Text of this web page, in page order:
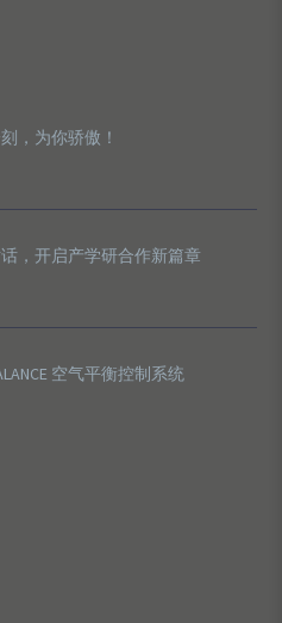
，为你骄傲！
，开启产学研合作新篇章
空气平衡控制系统